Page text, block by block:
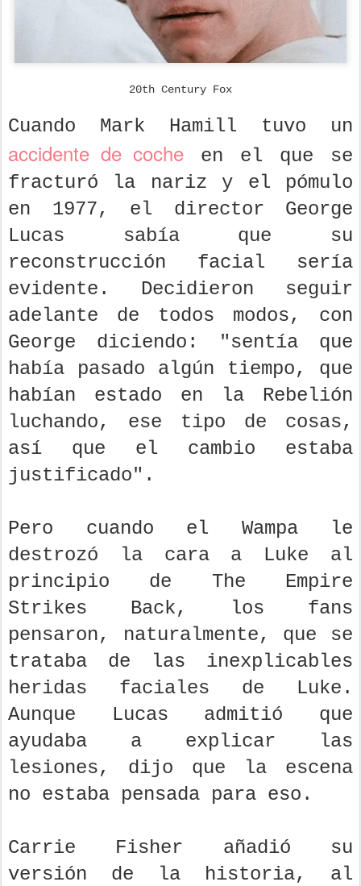
20th Century Fox
Cuando Mark Hamill tuvo un
accidente de coche en el que se
fracturó la nariz y el pómulo
en 1977, el director George
Lucas sabía que su
reconstrucción facial sería
evidente. Decidieron seguir
adelante de todos modos, con
George diciendo: "sentía que
había pasado algún tiempo, que
habían estado en la Rebelión
luchando, ese tipo de cosas,
así que el cambio estaba
justificado".
Pero cuando el Wampa le
destrozó la cara a Luke al
principio de The Empire
Strikes Back, los fans
pensaron, naturalmente, que se
trataba de las inexplicables
heridas faciales de Luke.
Aunque Lucas admitió que
ayudaba a explicar las
lesiones, dijo que la escena
no estaba pensada para eso.
Carrie Fisher añadió su
versión de la historia, al